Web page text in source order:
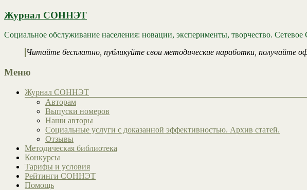
Журнал СОННЭТ
Социальное обслуживание населения: новации, эксперименты, творчество.
Читайте бесплатно, публикуйте свои методические наработки, получайте
Меню
Журнал СОННЭТ
Авторам
Выпуски номеров
Наши авторы
Социальные услуги с доказанной эффективностью. Архив статей.
Отзывы
Методическая библиотека
Конкурсы
Тарифы и условия
Рейтинги СОННЭТ
Помощь